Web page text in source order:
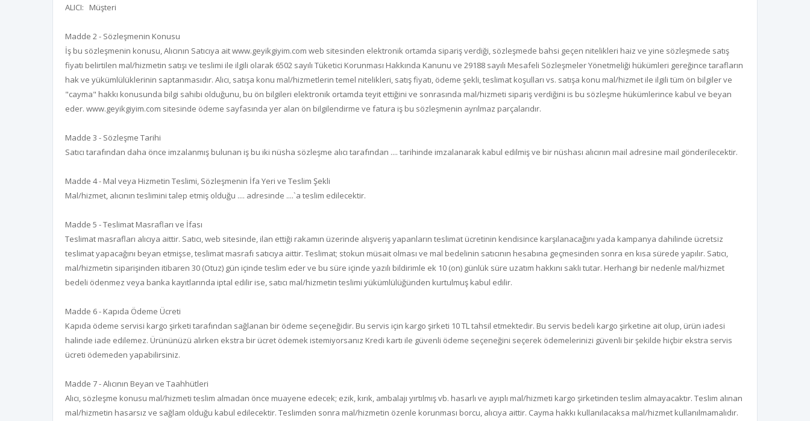
ALICI: Müşteri
Madde 2 - Sözleşmenin Konusu
İş bu sözleşmenin konusu, Alıcının Satıcıya aitwww.geyikgiyim.com web sitesinden elektronik ortamda sipariş verdiği, sözleşmede bahsi geçen nitelikleri haiz ve yine sözleşmede satış
fiyatı belirtilen mal/hizmetin satışı ve teslimi ile ilgili olarak 6502 sayılı Tüketici Korunması Hakkında Kanunu ve 29188 sayılı Mesafeli Sözleşmeler Yönetmeliği hükümleri gereğince tarafların
hak ve yükümlülüklerinin saptanmasıdır. Alıcı, satışa konu mal/hizmetlerin temel nitelikleri, satış fiyatı, ödeme şekli, teslimat koşulları vs. satışa konu mal/hizmet ile ilgili tüm ön bilgiler ve
"cayma" hakkı konusunda bilgi sahibi olduğunu, bu ön bilgileri elektronik ortamda teyit ettiğini ve sonrasında mal/hizmeti sipariş verdiğini is bu sözleşme hükümlerince kabul ve beyan
eder. www.geyikgiyim.com sitesinde ödeme sayfasında yer alan ön bilgilendirme ve fatura iş bu sözleşmenin ayrılmaz parçalarıdır.
Madde 3 - Sözleşme Tarihi
Satıcı tarafından daha önce imzalanmış bulunan iş bu iki nüsha sözleşme alıcı tarafından .... tarihinde imzalanarak kabul edilmiş ve bir nüshası alıcının mail adresine mail gönderilecektir.
Madde 4 - Mal veya Hizmetin Teslimi, Sözleşmenin İfa Yeri ve Teslim Şekli
Mal/hizmet, alıcının teslimini talep etmiş olduğu .... adresinde ....`a teslim edilecektir.
Madde 5 - Teslimat Masrafları ve İfası
Teslimat masrafları alıcıya aittir. Satıcı, web sitesinde, ilan ettiği rakamın üzerinde alışveriş yapanların teslimat ücretinin kendisince karşılanacağını yada kampanya dahilinde ücretsiz
teslimat yapacağını beyan etmişse, teslimat masrafı satıcıya aittir. Teslimat; stokun müsait olması ve mal bedelinin satıcının hesabına geçmesinden sonra en kısa sürede yapılır. Satıcı,
mal/hizmetin siparişinden itibaren 30 (Otuz) gün içinde teslim eder ve bu süre içinde yazılı bildirimle ek 10 (on) günlük süre uzatım hakkını saklı tutar. Herhangi bir nedenle mal/hizmet
bedeli ödenmez veya banka kayıtlarında iptal edilir ise, satıcı mal/hizmetin teslimi yükümlülüğünden kurtulmuş kabul edilir.
Madde 6 - Kapıda Ödeme Ücreti
Kapıda ödeme servisi kargo şirketi tarafından sağlanan bir ödeme seçeneğidir. Bu servis için kargo şirketi 10 TL tahsil etmektedir. Bu servis bedeli kargo şirketine ait olup, ürün iadesi
halinde iade edilemez. Ürününüzü alırken ekstra bir ücret ödemek istemiyorsanız Kredi kartı ile güvenli ödeme seçeneğini seçerek ödemelerinizi güvenli bir şekilde hiçbir ekstra servis
ücreti ödemeden yapabilirsiniz.
Madde 7 - Alıcının Beyan ve Taahhütleri
Alıcı, sözleşme konusu mal/hizmeti teslim almadan önce muayene edecek; ezik, kırık, ambalajı yırtılmış vb. hasarlı ve ayıplı mal/hizmeti kargo şirketinden teslim almayacaktır. Teslim alınan
mal/hizmetin hasarsız ve sağlam olduğu kabul edilecektir. Teslimden sonra mal/hizmetin özenle korunması borcu, alıcıya aittir. Cayma hakkı kullanılacaksa mal/hizmet kullanılmamalıdır.